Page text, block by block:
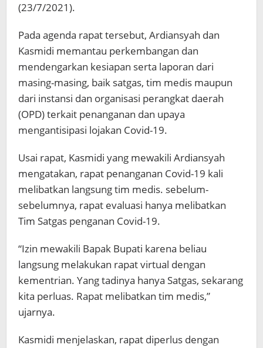
(23/7/2021).
Pada agenda rapat tersebut, Ardiansyah dan
Kasmidi memantau perkembangan dan
mendengarkan kesiapan serta laporan dari
masing-masing, baik satgas, tim medis maupun
dari instansi dan organisasi perangkat daerah
(OPD) terkait penanganan dan upaya
mengantisipasi lojakan Covid-19.
Usai rapat, Kasmidi yang mewakili Ardiansyah
mengatakan, rapat penanganan Covid-19 kali
melibatkan langsung tim medis. sebelum-
sebelumnya, rapat evaluasi hanya melibatkan
Tim Satgas penganan Covid-19.
“Izin mewakili Bapak Bupati karena beliau
langsung melakukan rapat virtual dengan
kementrian. Yang tadinya hanya Satgas, sekarang
kita perluas. Rapat melibatkan tim medis,”
ujarnya.
Kasmidi menjelaskan, rapat diperlus dengan